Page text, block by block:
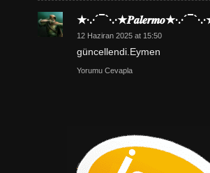
12 Haziran 2025 at 15:50
güncellendi.Eymen
Yorumu Cevapla